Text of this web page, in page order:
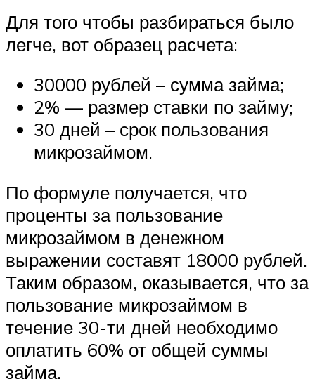
Для того чтобы разбираться было
легче, вот образец расчета:
30000 рублей – сумма займа;
2% — размер ставки по займу;
30 дней – срок пользования
микрозаймом.
По формуле получается, что
проценты за пользование
микрозаймом в денежном
выражении составят 18000 рублей.
Таким образом, оказывается, что за
пользование микрозаймом в
течение 30-ти дней необходимо
оплатить 60% от общей суммы
займа.